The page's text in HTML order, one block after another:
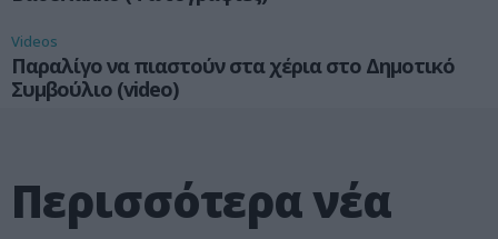
Videos
Παραλίγο να πιαστούν στα χέρια στο Δημοτικό
Συμβούλιο (video)
Περισσότερα νέα